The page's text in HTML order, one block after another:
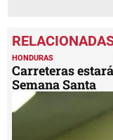
HONDURAS
Carreteras
Semana Santa